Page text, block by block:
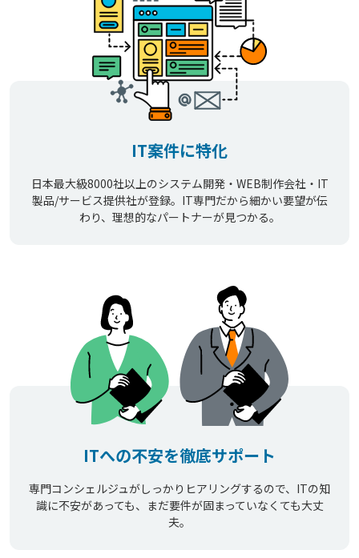
IT案件に特化
日本最大級8000社以上のシステム開発・WEB制作会社・IT
製品/サービス提供社が登録。IT専門だから細かい要望が伝
わり、理想的なパートナーが見つかる。
ITへの不安を徹底サポート
専門コンシェルジュがしっかりヒアリングするので、ITの知
識に不安があっても、まだ要件が固まっていなくても大丈
夫。